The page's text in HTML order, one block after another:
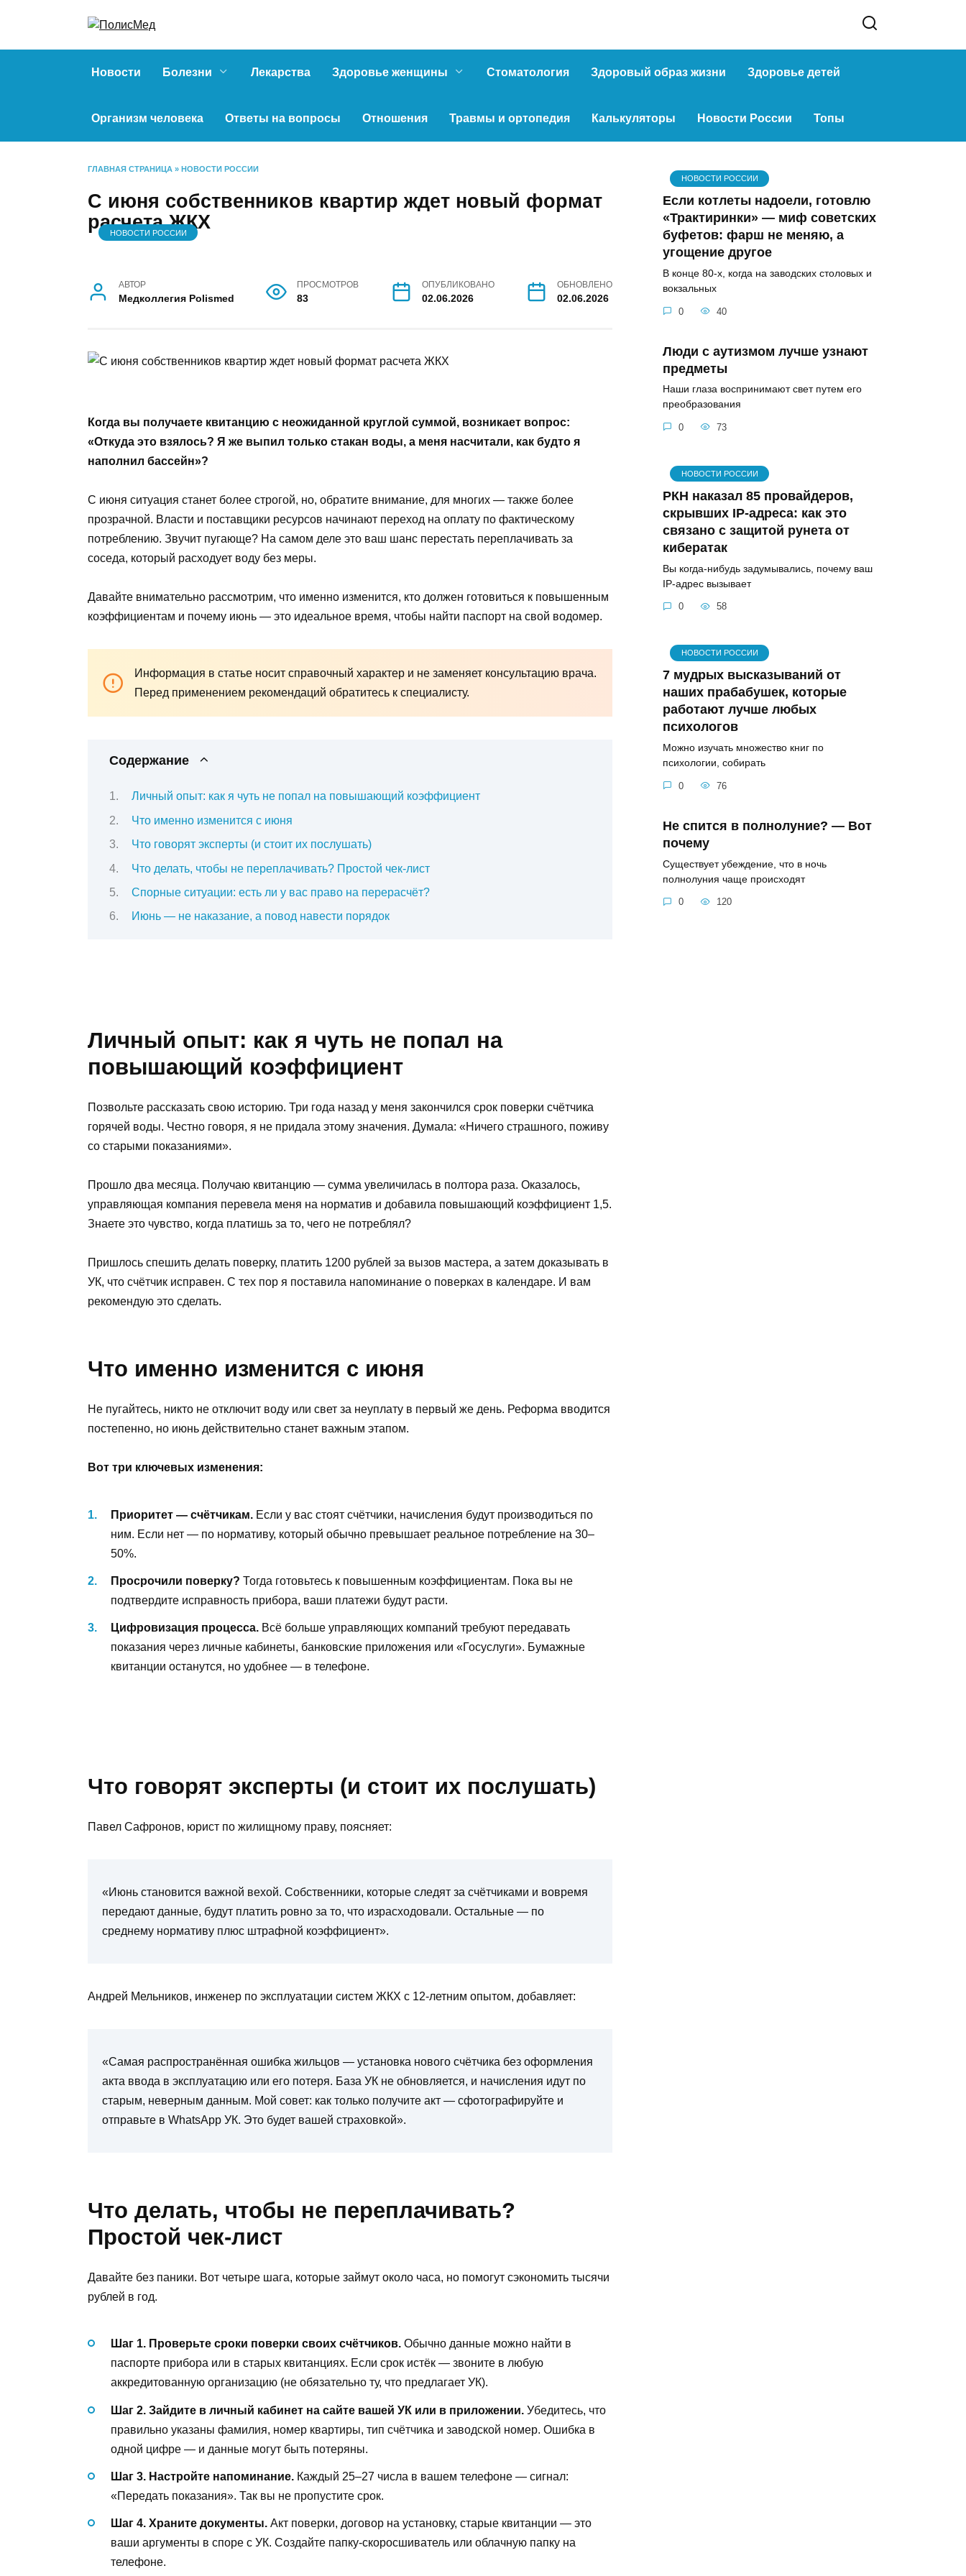
Новости Болезни Лекарства Здоровье женщины Стоматология Здоровый образ жизни Здоровье детей
Организм человека Ответы на вопросы Отношения Травмы и ортопедия Калькуляторы Новости России Топы
ГЛАВНАЯ СТРАНИЦА » НОВОСТИ РОССИИ
С июня собственников квартир ждет новый формат
расчета ЖКХ
НОВОСТИ РОССИИ
АВТОР
Медколлегия Polismed
ПРОСМОТРОВ
83
ОПУБЛИКОВАНО
02.06.2026
ОБНОВЛЕНО
02.06.2026
Когда вы получаете квитанцию с неожиданной круглой суммой, возникает вопрос:
«Откуда это взялось? Я же выпил только стакан воды, а меня насчитали, как будто я
наполнил бассейн»?
С июня ситуация станет более строгой, но, обратите внимание, для многих — также более
прозрачной. Власти и поставщики ресурсов начинают переход на оплату по фактическому
потреблению. Звучит пугающе? На самом деле это ваш шанс перестать переплачивать за
соседа, который расходует воду без меры.
Давайте внимательно рассмотрим, что именно изменится, кто должен готовиться к повышенным
коэффициентам и почему июнь — это идеальное время, чтобы найти паспорт на свой водомер.
Информация в статье носит справочный характер и не заменяет консультацию врача.
Перед применением рекомендаций обратитесь к специалисту.
Содержание
Личный опыт: как я чуть не попал на повышающий коэффициент
Что именно изменится с июня
Что говорят эксперты (и стоит их послушать)
Что делать, чтобы не переплачивать? Простой чек-лист
Спорные ситуации: есть ли у вас право на перерасчёт?
Июнь — не наказание, а повод навести порядок
Личный опыт: как я чуть не попал на
повышающий коэффициент
Позвольте рассказать свою историю. Три года назад у меня закончился срок поверки счётчика
горячей воды. Честно говоря, я не придала этому значения. Думала: «Ничего страшного, поживу
со старыми показаниями».
Прошло два месяца. Получаю квитанцию — сумма увеличилась в полтора раза. Оказалось,
управляющая компания перевела меня на норматив и добавила повышающий коэффициент 1,5.
Знаете это чувство, когда платишь за то, чего не потреблял?
Пришлось спешить делать поверку, платить 1200 рублей за вызов мастера, а затем доказывать в
УК, что счётчик исправен. С тех пор я поставила напоминание о поверках в календаре. И вам
рекомендую это сделать.
Что именно изменится с июня
Не пугайтесь, никто не отключит воду или свет за неуплату в первый же день. Реформа вводится
постепенно, но июнь действительно станет важным этапом.
Вот три ключевых изменения:
Приоритет — счётчикам. Если у вас стоят счётчики, начисления будут производиться по
ним. Если нет — по нормативу, который обычно превышает реальное потребление на 30–
50%.
Просрочили поверку? Тогда готовьтесь к повышенным коэффициентам. Пока вы не
подтвердите исправность прибора, ваши платежи будут расти.
Цифровизация процесса. Всё больше управляющих компаний требуют передавать
показания через личные кабинеты, банковские приложения или «Госуслуги». Бумажные
квитанции останутся, но удобнее — в телефоне.
Что говорят эксперты (и стоит их послушать)
Павел Сафронов, юрист по жилищному праву, поясняет:
«Июнь становится важной вехой. Собственники, которые следят за счётчиками и вовремя
передают данные, будут платить ровно за то, что израсходовали. Остальные — по
среднему нормативу плюс штрафной коэффициент».
Андрей Мельников, инженер по эксплуатации систем ЖКХ с 12-летним опытом, добавляет:
«Самая распространённая ошибка жильцов — установка нового счётчика без оформления
акта ввода в эксплуатацию или его потеря. База УК не обновляется, и начисления идут по
старым, неверным данным. Мой совет: как только получите акт — сфотографируйте и
отправьте в WhatsApp УК. Это будет вашей страховкой».
Что делать, чтобы не переплачивать?
Простой чек-лист
Давайте без паники. Вот четыре шага, которые займут около часа, но помогут сэкономить тысячи
рублей в год.
Шаг 1. Проверьте сроки поверки своих счётчиков. Обычно данные можно найти в
паспорте прибора или в старых квитанциях. Если срок истёк — звоните в любую
аккредитованную организацию (не обязательно ту, что предлагает УК).
Шаг 2. Зайдите в личный кабинет на сайте вашей УК или в приложении. Убедитесь, что
правильно указаны фамилия, номер квартиры, тип счётчика и заводской номер. Ошибка в
одной цифре — и данные могут быть потеряны.
Шаг 3. Настройте напоминание. Каждый 25–27 числа в вашем телефоне — сигнал:
«Передать показания». Так вы не пропустите срок.
Шаг 4. Храните документы. Акт поверки, договор на установку, старые квитанции — это
ваши аргументы в споре с УК. Создайте папку-скоросшиватель или облачную папку на
телефоне.
НОВОСТИ РОССИИ
Если котлеты надоели, готовлю
«Трактиринки» — миф советских
буфетов: фарш не меняю, а
угощение другое
В конце 80-х, когда на заводских столовых и
вокзальных
0 40
Люди с аутизмом лучше узнают
предметы
Наши глаза воспринимают свет путем его
преобразования
0 73
НОВОСТИ РОССИИ
РКН наказал 85 провайдеров,
скрывших IP-адреса: как это
связано с защитой рунета от
кибератак
Вы когда-нибудь задумывались, почему ваш
IP-адрес вызывает
0 58
НОВОСТИ РОССИИ
7 мудрых высказываний от
наших прабабушек, которые
работают лучше любых
психологов
Можно изучать множество книг по
психологии, собирать
0 76
Не спится в полнолуние? — Вот
почему
Существует убеждение, что в ночь
полнолуния чаще происходят
0 120